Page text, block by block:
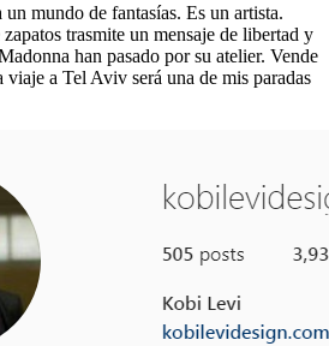
un mundo de fantasías. Es un artista.
trasmite un mensaje de libertad y
han pasado por su atelier. Vende
a Tel Aviv será una de mis paradas